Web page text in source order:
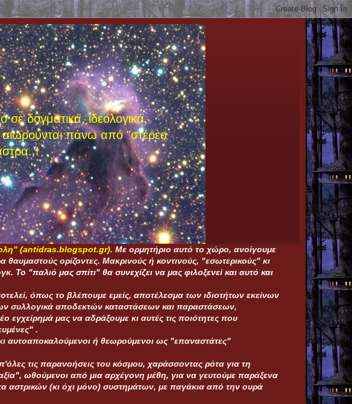
σε δογματικά, ιδεολογικά,
αιωρούνται πάνω από "στέρεα
(antidras.blogspot.gr). Με ορμητήριο αυτό το χώρο, ανοίγουμε
ορίζοντες. Μακρινούς ή κοντινούς, "εσωτερικούς" κι
Το "παλιό μας σπίτι" θα συνεχίζει να μας φιλοξενεί και αυτό και
όπως το βλέπουμε εμείς, αποτέλεσμα των ιδιοτήτων εκείνων
συλλογικά αποδεκτών καταστάσεων και παραστάσεων,
εγχείρημά μας να αδράξουμε κι αυτές τις ποιότητες που
.
αυτοαποκαλούμενοι ή θεωρούμενοι ως "επαναστάτες"
τις παρανοήσεις του κόσμου, χαράσσοντας ρότα για τη
ωθούμενοι από μια αρχέγονη μέθη, για να γευτούμε παράξενα
αστρικών (κι όχι μόνο) συστημάτων, με παγάκια από την ουρά